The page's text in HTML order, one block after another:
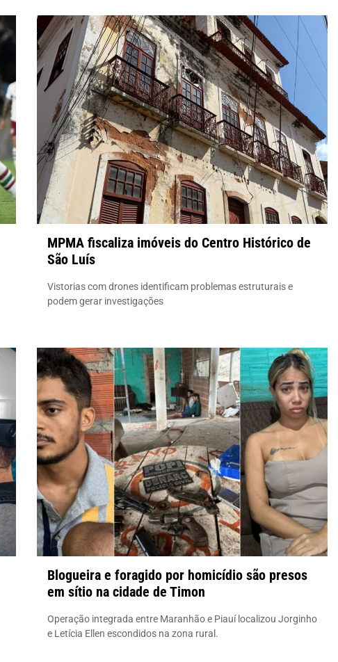
MPMA fiscaliza imóveis do Centro Histórico de
São Luís
Vistorias com drones identificam problemas estruturais e
podem gerar investigações
Blogueira e foragido por homicídio são presos
em sítio na cidade de Timon
Operação integrada entre Maranhão e Piauí localizou Jorginho
e Letícia Ellen escondidos na zona rural.